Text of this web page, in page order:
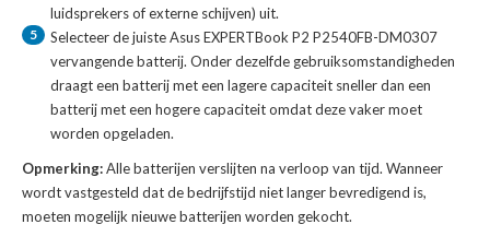
luidsprekers of externe schijven) uit.
5 Selecteer de juisteAsus EXPERTBook P2 P2540FB-DM0307
vervangende batterij. Onder dezelfde gebruiksomstandigheden
draagt een batterij met een lagere capaciteit sneller dan een
batterij met een hogere capaciteit omdat deze vaker moet
worden opgeladen.
Opmerking:Alle batterijen verslijten na verloop van tijd. Wanneer
wordt vastgesteld dat de bedrijfstijd niet langer bevredigend is,
moeten mogelijk nieuwe batterijen worden gekocht.